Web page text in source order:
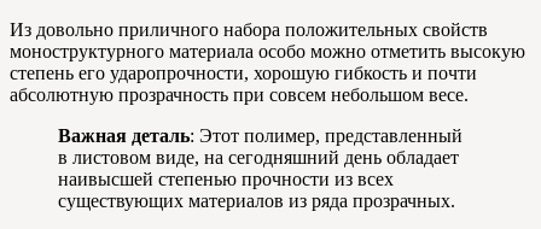
Из довольно приличного набора положительных свойств
моноструктурного материала особо можно отметить высокую
степень его ударопрочности, хорошую гибкость и почти
абсолютную прозрачность при совсем небольшом весе.
Важная деталь: Этот полимер, представленный
в листовом виде, на сегодняшний день обладает
наивысшей степенью прочности из всех
существующих материалов из ряда прозрачных.